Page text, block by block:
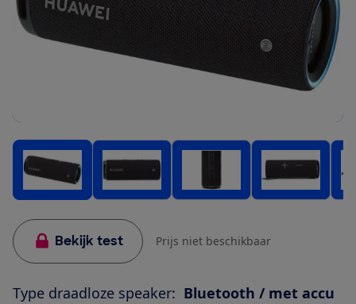
Bekijk test Prijs niet beschikbaar
Type draadloze speaker: Bluetooth / met accu